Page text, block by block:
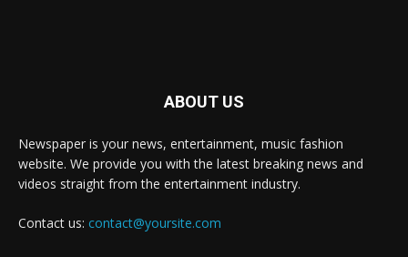
ABOUT US
Newspaper is your news, entertainment, music fashion
website. We provide you with the latest breaking news and
videos straight from the entertainment industry.
Contact us: contact@yoursite.com